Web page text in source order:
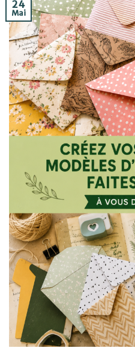
24
Mai